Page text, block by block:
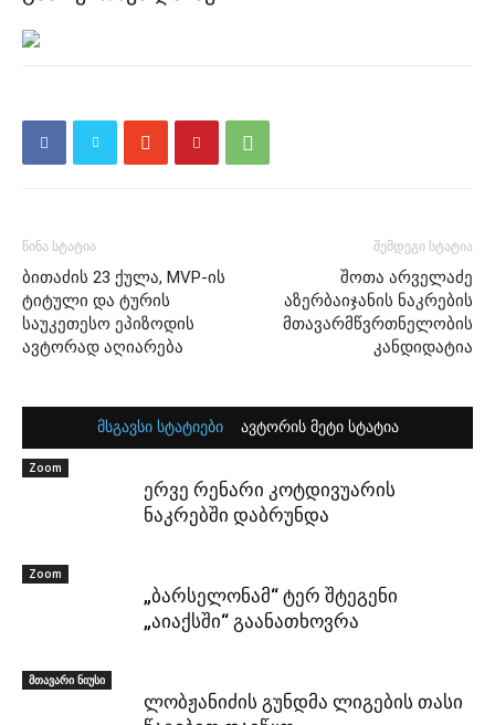
წინა სტატია
ბითაძის 23 ქულა, MVP-ის
ტიტული და ტურის
საუკეთესო ეპიზოდის
ავტორად აღიარება
შემდეგი სტატია
შოთა არველაძე
აზერბაიჯანის ნაკრების
მთავარმწვრთნელობის
კანდიდატია
მსგავსი სტატიები ავტორის მეტი სტატია
Zoom
ერვე რენარი კოტდივუარის
ნაკრებში დაბრუნდა
Zoom
„ბარსელონამ“ ტერ შტეგენი
„აიაქსში“ გაანათხოვრა
მთავარი ნიუსი
ლობჟანიძის გუნდმა ლიგების თასი